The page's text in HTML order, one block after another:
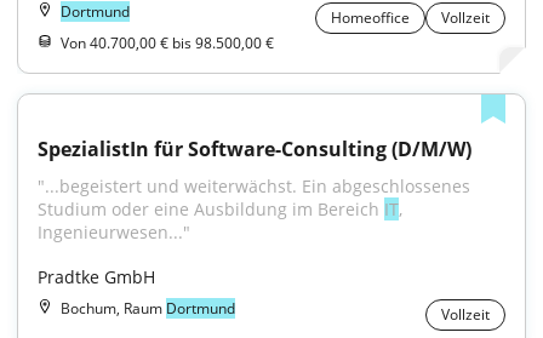
Dortmund Homeoffice
Vollzeit
Von 40.700,00 € bis 98.500,00 €
SpezialistIn für Software-Consulting (D/M/W)
"...begeistert und weiterwächst. Ein abgeschlossenes
Studium oder eine Ausbildung im Bereich IT,
Ingenieurwesen..."
Pradtke GmbH
Bochum, Raum Dortmund Vollzeit